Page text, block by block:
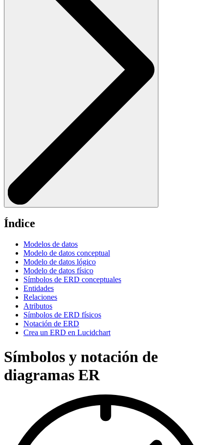
Índice
Modelos de datos
Modelo de datos conceptual
Modelo de datos lógico
Modelo de datos físico
Símbolos de ERD conceptuales
Entidades
Relaciones
Atributos
Símbolos de ERD físicos
Notación de ERD
Crea un ERD en Lucidchart
Símbolos y notación de
diagramas ER